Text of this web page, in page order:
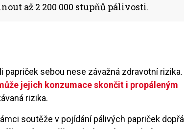
až 2 200 000 stupňů pálivosti.
sebou nese závažná zdravotní rizika.
jejich konzumace skončit i propáleným
rizika.
soutěže v pojídání pálivých papriček dopřál